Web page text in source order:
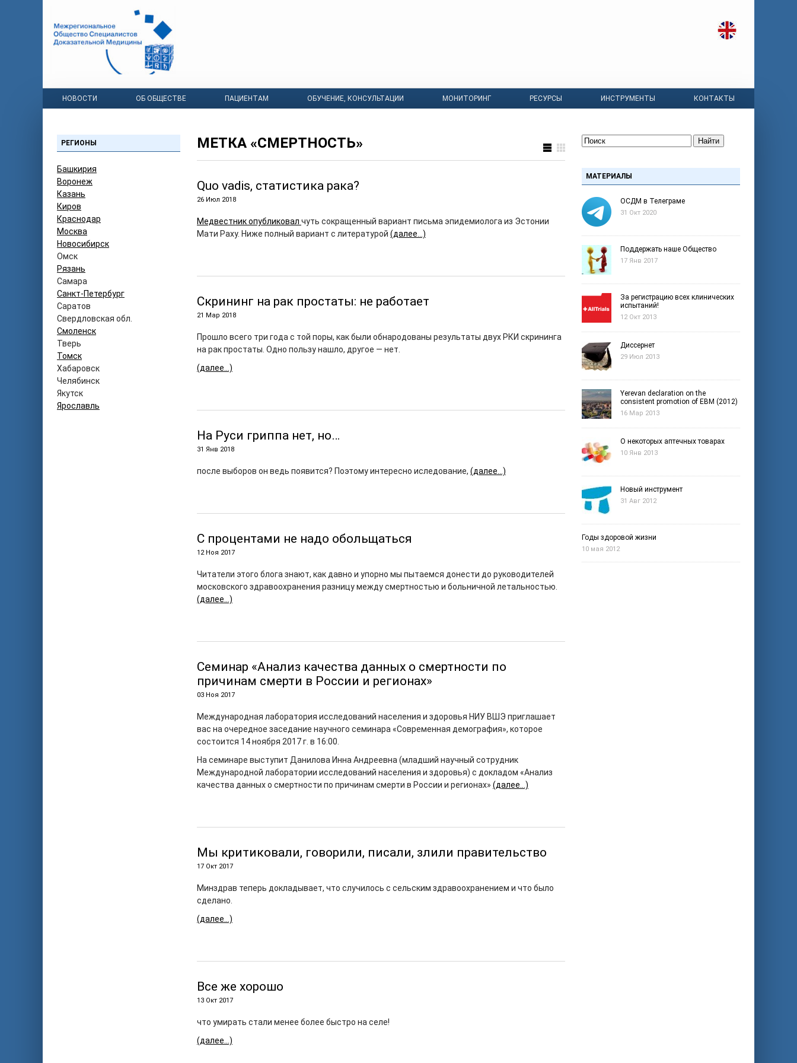
НОВОСТИ ОБ ОБЩЕСТВЕ ПАЦИЕНТАМ ОБУЧЕНИЕ, КОНСУЛЬТАЦИИ МОНИТОРИНГ РЕСУРСЫ ИНСТРУМЕНТЫ КОНТАКТЫ
РЕГИОНЫ
Башкирия
Воронеж
Казань
Киров
Краснодар
Москва
Новосибирск
Омск
Рязань
Самара
Санкт-Петербург
Саратов
Свердловская обл.
Смоленск
Тверь
Томск
Хабаровск
Челябинск
Якутск
Ярославль
МЕТКА «СМЕРТНОСТЬ»
Quo vadis, статистика рака?
26 Июл 2018
Медвестник опубликовал чуть сокращенный вариант письма эпидемиолога из Эстонии
Мати Раху. Ниже полный вариант с литературой (далее…)
Скрининг на рак простаты: не работает
21 Мар 2018
Прошло всего три года с той поры, как были обнародованы результаты двух РКИ скрининга
на рак простаты. Одно пользу нашло, другое — нет.
(далее…)
На Руси гриппа нет, но…
31 Янв 2018
после выборов он ведь появится? Поэтому интересно иследование, (далее…)
C процентами не надо обольщаться
12 Ноя 2017
Читатели этого блога знают, как давно и упорно мы пытаемся донести до руководителей
московского здравоохранения разницу между смертностью и больничной летальностью.
(далее…)
Семинар «Анализ качества данных о смертности по
причинам смерти в России и регионах»
03 Ноя 2017
Международная лаборатория исследований населения и здоровья НИУ ВШЭ приглашает
вас на очередное заседание научного семинара «Современная демография», которое
состоится 14 ноября 2017 г. в 16:00.
На семинаре выступит Данилова Инна Андреевна (младший научный сотрудник
Международной лаборатории исследований населения и здоровья) с докладом «Анализ
качества данных о смертности по причинам смерти в России и регионах» (далее…)
Мы критиковали, говорили, писали, злили правительство
17 Окт 2017
Минздрав теперь докладывает, что случилось с сельским здравоохранением и что было
сделано.
(далее…)
Все же хорошо
13 Окт 2017
что умирать стали менее более быстро на селе!
(далее…)
Найти
МАТЕРИАЛЫ
ОСДМ в Телеграме
31 Окт 2020
Поддержать наше Общество
17 Янв 2017
За регистрацию всех клинических
испытаний!
12 Окт 2013
Диссернет
29 Июл 2013
Yerevan declaration on the
consistent promotion of EBM (2012)
16 Мар 2013
О некоторых аптечных товарах
10 Янв 2013
Новый инструмент
31 Авг 2012
Годы здоровой жизни
10 мая 2012